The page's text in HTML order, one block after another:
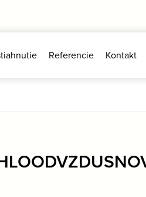
Referencie Kontakt